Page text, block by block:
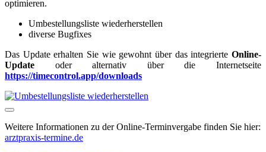
optimieren.
Umbestellungsliste wiederherstellen
diverse Bugfixes
Das Update erhalten Sie wie gewohnt über das integrierte Online-
Update oder alternativ über die Internetseite
https://timecontrol.app/downloads
Weitere Informationen zu der Online-Terminvergabe finden Sie hier:
arztpraxis-termine.de